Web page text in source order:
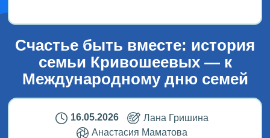
Счастье быть вместе: история
семьи Кривошеевых — к
Международному дню семей
16.05.2026
Лана Гришина
Анастасия Маматова